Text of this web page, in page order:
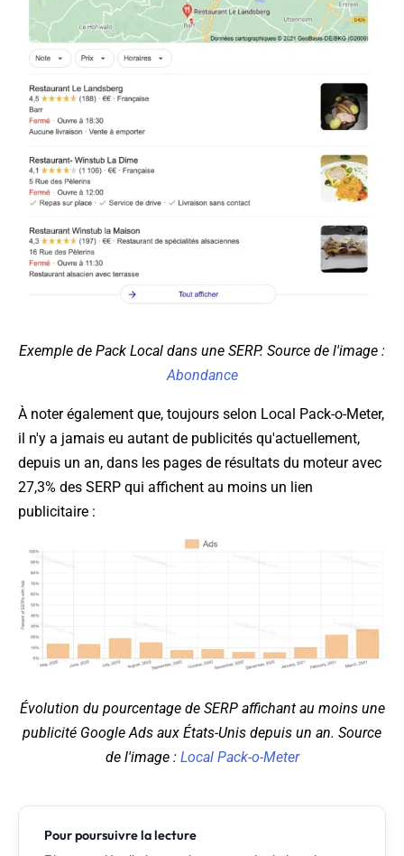
Exemple de Pack Local dans une SERP. Source de l'image :
Abondance
À noter également que, toujours selon Local Pack-o-Meter,
il n'y a jamais eu autant de publicités qu'actuellement,
depuis un an, dans les pages de résultats du moteur avec
27,3% des SERP qui affichent au moins un lien
publicitaire :
Évolution du pourcentage de SERP affichant au moins une
publicité Google Ads aux États-Unis depuis un an. Source
de l'image : Local Pack-o-Meter
Pour poursuivre la lecture